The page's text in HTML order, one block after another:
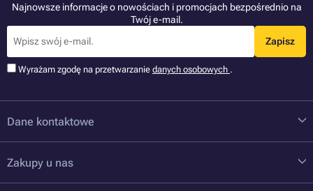
Najnowsze informacje o nowościach i promocjach bezpośrednio na
Twój e-mail.
Zapisz
Wyrażam zgodę na przetwarzanie danych osobowych .
Dane kontaktowe
Zakupy u nas